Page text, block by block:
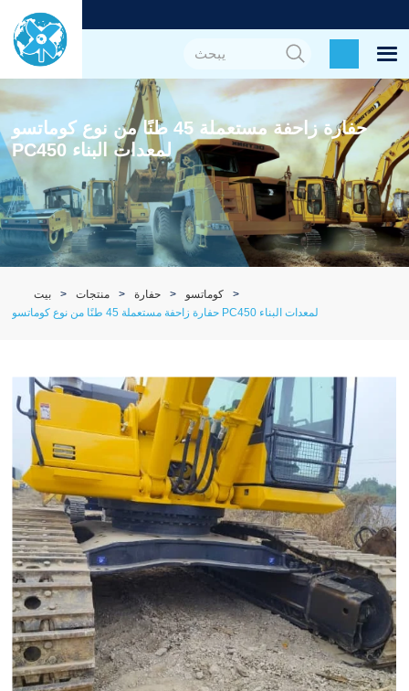
حفارة زاحفة مستعملة 45 طنًا من نوع كوماتسو
PC450 لمعدات البناء
بيت منتجات حفارة
كوماتسو
حفارة زاحفة مستعملة 45 طنًا من نوع كوماتسو PC450 لمعدات البناء